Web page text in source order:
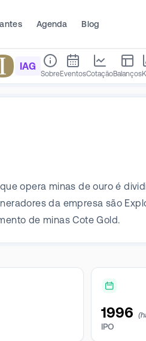
Agenda Blog
IAG
SobreEventosCotaçãoBalanços
opera minas de ouro é
da empresa são
de minas Cote Gold.
1996
IPO